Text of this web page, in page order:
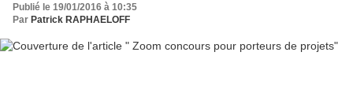
Publié le 19/01/2016 à 10:35
Par Patrick RAPHAELOFF